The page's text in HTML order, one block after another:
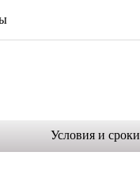
Условия и сроки